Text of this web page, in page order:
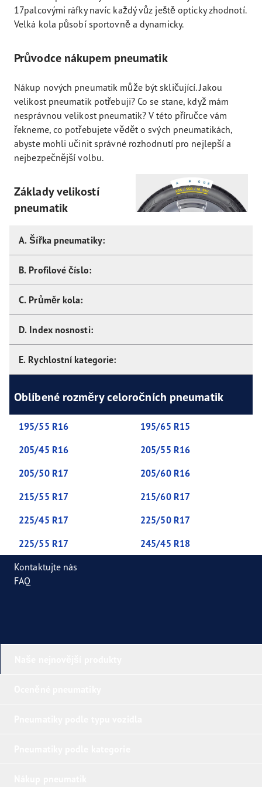
17palcovými ráfky navíc každý vůz ještě opticky zhodnotí.
Velká kola působí sportovně a dynamicky.
Průvodce nákupem pneumatik
Nákup nových pneumatik může být skličující. Jakou
velikost pneumatik potřebuji? Co se stane, když mám
nesprávnou velikost pneumatik? V této příručce vám
řekneme, co potřebujete vědět o svých pneumatikách,
abyste mohli učinit správné rozhodnutí pro nejlepší a
nejbezpečnější volbu.
Základy velikostí
pneumatik
A. Šířka pneumatiky:
B. Profilové číslo:
C. Průměr kola:
D. Index nosnosti:
E. Rychlostní kategorie:
Oblíbené rozměry celoročních pneumatik
195/55 R16
195/65 R15
205/45 R16
205/55 R16
205/50 R17
205/60 R16
215/55 R17
215/60 R17
225/45 R17
225/50 R17
225/55 R17
245/45 R18
Kontaktujte nás
FAQ